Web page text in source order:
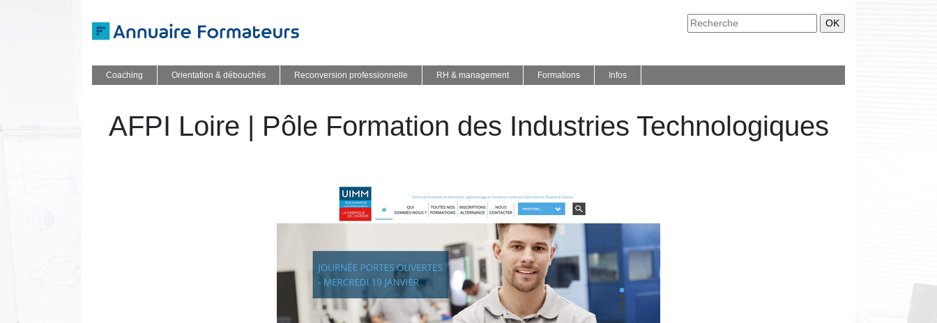
Coaching Orientation & débouchés Reconversion professionnelle RH & management Formations Infos
AFPI Loire | Pôle Formation des Industries Technologiques